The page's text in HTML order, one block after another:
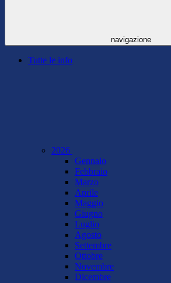
navigazione
Tutte le info
2026
Gennaio
Febbraio
Marzo
Aprile
Maggio
Giugno
Luglio
Agosto
Settembre
Ottobre
Novembre
Dicembre